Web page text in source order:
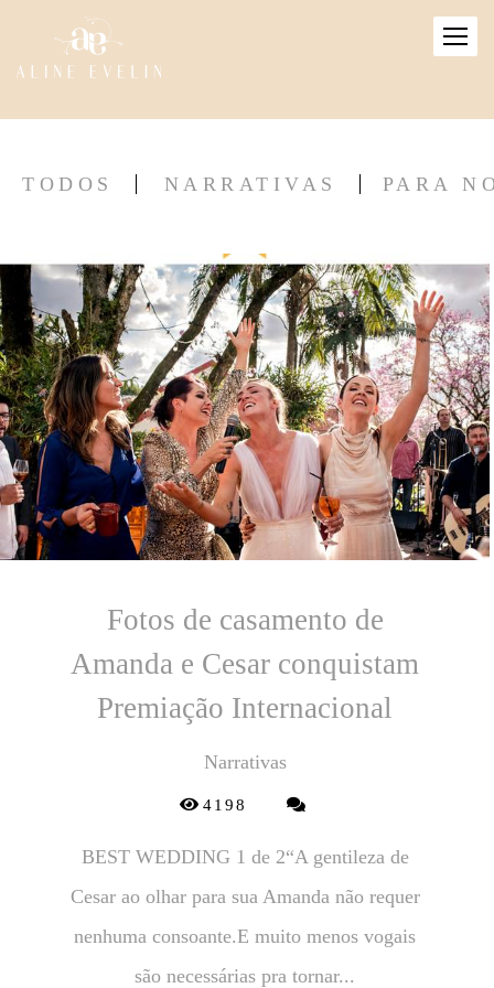
TODOS NARRATIVAS PARA
Fotos de casamento de
Amanda e Cesar conquistam
Premiação Internacional
Narrativas
4198
BEST WEDDING 1 de 2“A gentileza de
Cesar ao olhar para sua Amanda não requer
nenhuma consoante.E muito menos vogais
são necessárias pra tornar...